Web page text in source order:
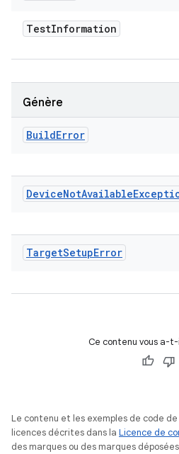
TestInformation
Génère
BuildError
DeviceNotAvailable
TargetSetupError
Ce contenu vous a-
Le contenu et les exemples de code
licences décrites dans la Licence de
des marques ou des marques